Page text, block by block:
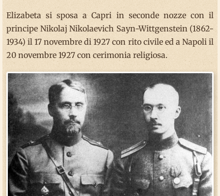
Elizabeta si sposa a Capri in seconde nozze con il
principe Nikolaj Nikolaevich Sayn-Wittgenstein (1862-
1934) il 17 novembre di 1927 con rito civile ed a Napoli il
20 novembre 1927 con cerimonia religiosa.